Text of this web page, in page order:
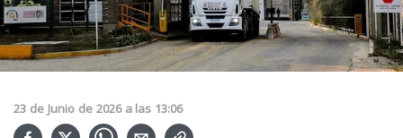
23 de Junio de 2026 a las 13:06